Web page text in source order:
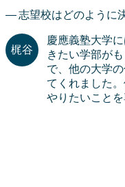
志望校はどのように
慶應義塾大学
きたい学部が
で、他の大学
てくれました
やりたいこと